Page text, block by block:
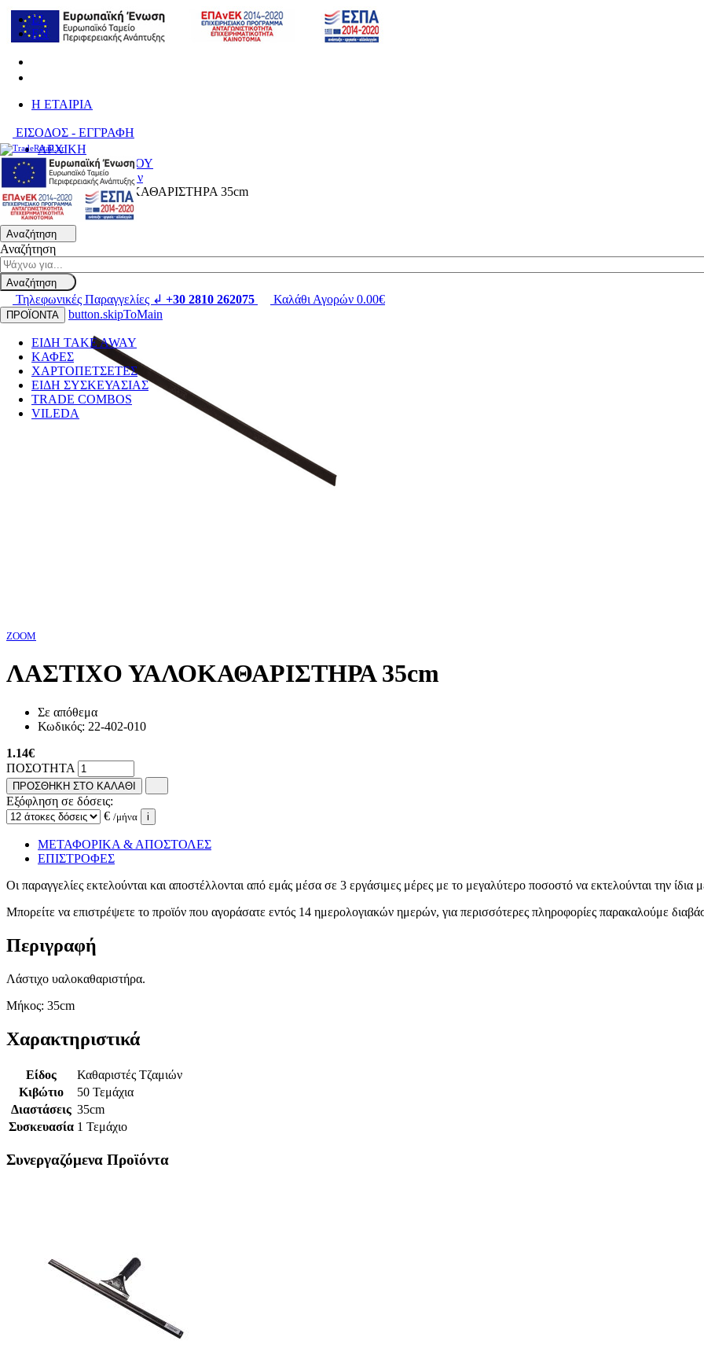
EL
EN
H ΕΤΑΙΡΙΑ
ΕΙΣΟΔΟΣ - ΕΓΓΡΑΦΗ
Αναζήτηση
Αναζήτηση
Αναζήτηση
Τηλεφωνικές Παραγγελίες ↲ +30 2810 262075 Καλάθι Αγορών 0.00€
ΠΡΟΪΟΝΤΑ button.skipToMain
ΕΙΔΗ TAKE AWAY
ΚΑΦΕΣ
ΧΑΡΤΟΠΕΤΣΕΤΕΣ
ΕΙΔΗ ΣΥΣΚΕΥΑΣΙΑΣ
TRADE COMBOS
VILEDA
ΑΡΧΙΚΗ
ΕΙΔΗ ΚΑΘΑΡΙΣΜΟΥ
Καθαριστές Τζαμιών
ΛΑΣΤΙΧΟ ΥΑΛΟΚΑΘΑΡΙΣΤΗΡΑ 35cm
ZOOM
ΛΑΣΤΙΧΟ ΥΑΛΟΚΑΘΑΡΙΣΤΗΡΑ 35cm
Σε απόθεμα
Κωδικός: 22-402-010
1.14€
ΠΟΣΟΤΗΤΑ
ΠΡΟΣΘΗΚΗ ΣΤΟ ΚΑΛΑΘΙ
Εξόφληση σε δόσεις:
€ /μήνα i
ΜΕΤΑΦΟΡΙΚΑ & ΑΠΟΣΤΟΛΕΣ
ΕΠΙΣΤΡΟΦΕΣ
Οι παραγγελίες εκτελούνται και αποστέλλονται από εμάς μέσα σε 3 εργάσιμες μέρες με το μεγαλύτερο ποσοστό να εκτελούνται την ίδια
Μπορείτε να επιστρέψετε το προϊόν που αγοράσατε εντός 14 ημερολογιακών ημερών, για περισσότερες πληροφορίες παρακαλούμε
Περιγραφή
Λάστιχο υαλοκαθαριστήρα.
Μήκος: 35cm
Χαρακτηριστικά
Είδος
Καθαριστές Τζαμιών
Κιβώτιο
50 Τεμάχια
Διαστάσεις 35cm
Συσκευασία 1 Τεμάχιο
Συνεργαζόμενα Προϊόντα